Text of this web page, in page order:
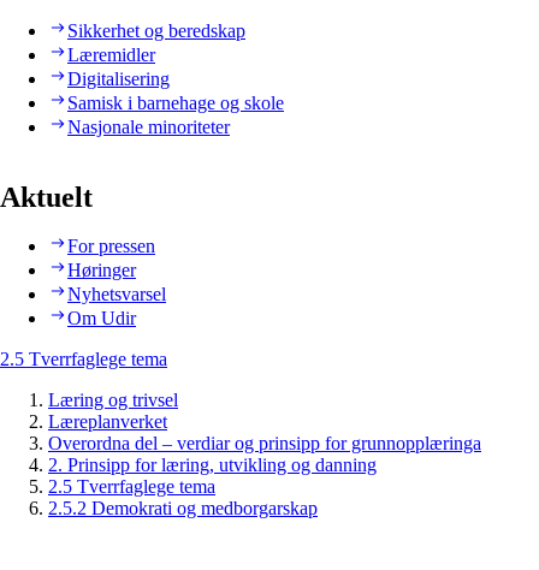
Sikkerhet og beredskap
Læremidler
Digitalisering
Samisk i barnehage og skole
Nasjonale minoriteter
Aktuelt
For pressen
Høringer
Nyhetsvarsel
Om Udir
2.5 Tverrfaglege tema
Læring og trivsel
Læreplanverket
Overordna del – verdiar og prinsipp for grunnopplæringa
2. Prinsipp for læring, utvikling og danning
2.5 Tverrfaglege tema
2.5.2 Demokrati og medborgarskap